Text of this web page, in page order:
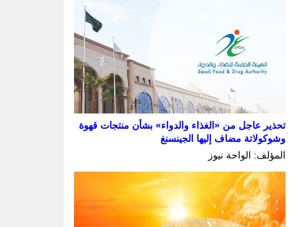
تحذير عاجل من «الغذاء والدواء» بشأن منتجات قهوة
وشوكولاتة مضاف إليها الجينسنغ
المؤلف: الواحة نيوز